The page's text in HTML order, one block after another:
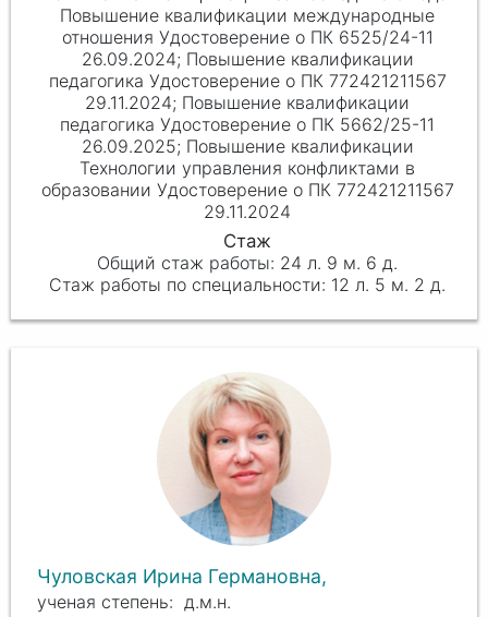
Повышение квалификации международные
отношения Удостоверение о ПК 6525/24-11
26.09.2024; Повышение квалификации
педагогика Удостоверение о ПК 772421211567
29.11.2024; Повышение квалификации
педагогика Удостоверение о ПК 5662/25-11
26.09.2025; Повышение квалификации
Технологии управления конфликтами в
образовании Удостоверение о ПК 772421211567
29.11.2024
24 л. 9 м. 6 д.
12 л. 5 м. 2 д.
Чуловская Ирина Германовна,
д.м.н.